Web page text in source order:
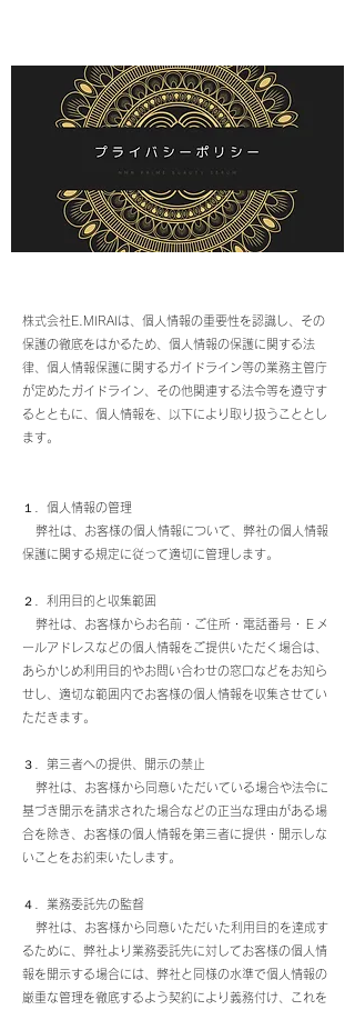
株式会社E.MIRAIは、個人情報の重要性を認識し、その
保護の徹底をはかるため、個人情報の保護に関する法
律、個人情報保護に関するガイドライン等の業務主管庁
が定めたガイドライン、その他関連する法令等を遵守す
るとともに、個人情報を、以下により取り扱うこととし
ます。
１．個人情報の管理
弊社は、お客様の個人情報について、弊社の個人情報
保護に関する規定に従って適切に管理します。
２．利用目的と収集範囲
弊社は、お客様からお名前・ご住所・電話番号・Ｅメ
ールアドレスなどの個人情報をご提供いただく場合は、
あらかじめ利用目的やお問い合わせの窓口などをお知ら
せし、適切な範囲内でお客様の個人情報を収集させてい
ただきます。
３．第三者への提供、開示の禁止
弊社は、お客様から同意いただいている場合や法令に
基づき開示を請求された場合などの正当な理由がある場
合を除き、お客様の個人情報を第三者に提供・開示しな
いことをお約束いたします。
４．業務委託先の監督
弊社は、お客様から同意いただいた利用目的を達成す
るために、弊社より業務委託先に対してお客様の個人情
報を開示する場合には、弊社と同様の水準で個人情報の
厳重な管理を徹底するよう契約により義務付け、これを